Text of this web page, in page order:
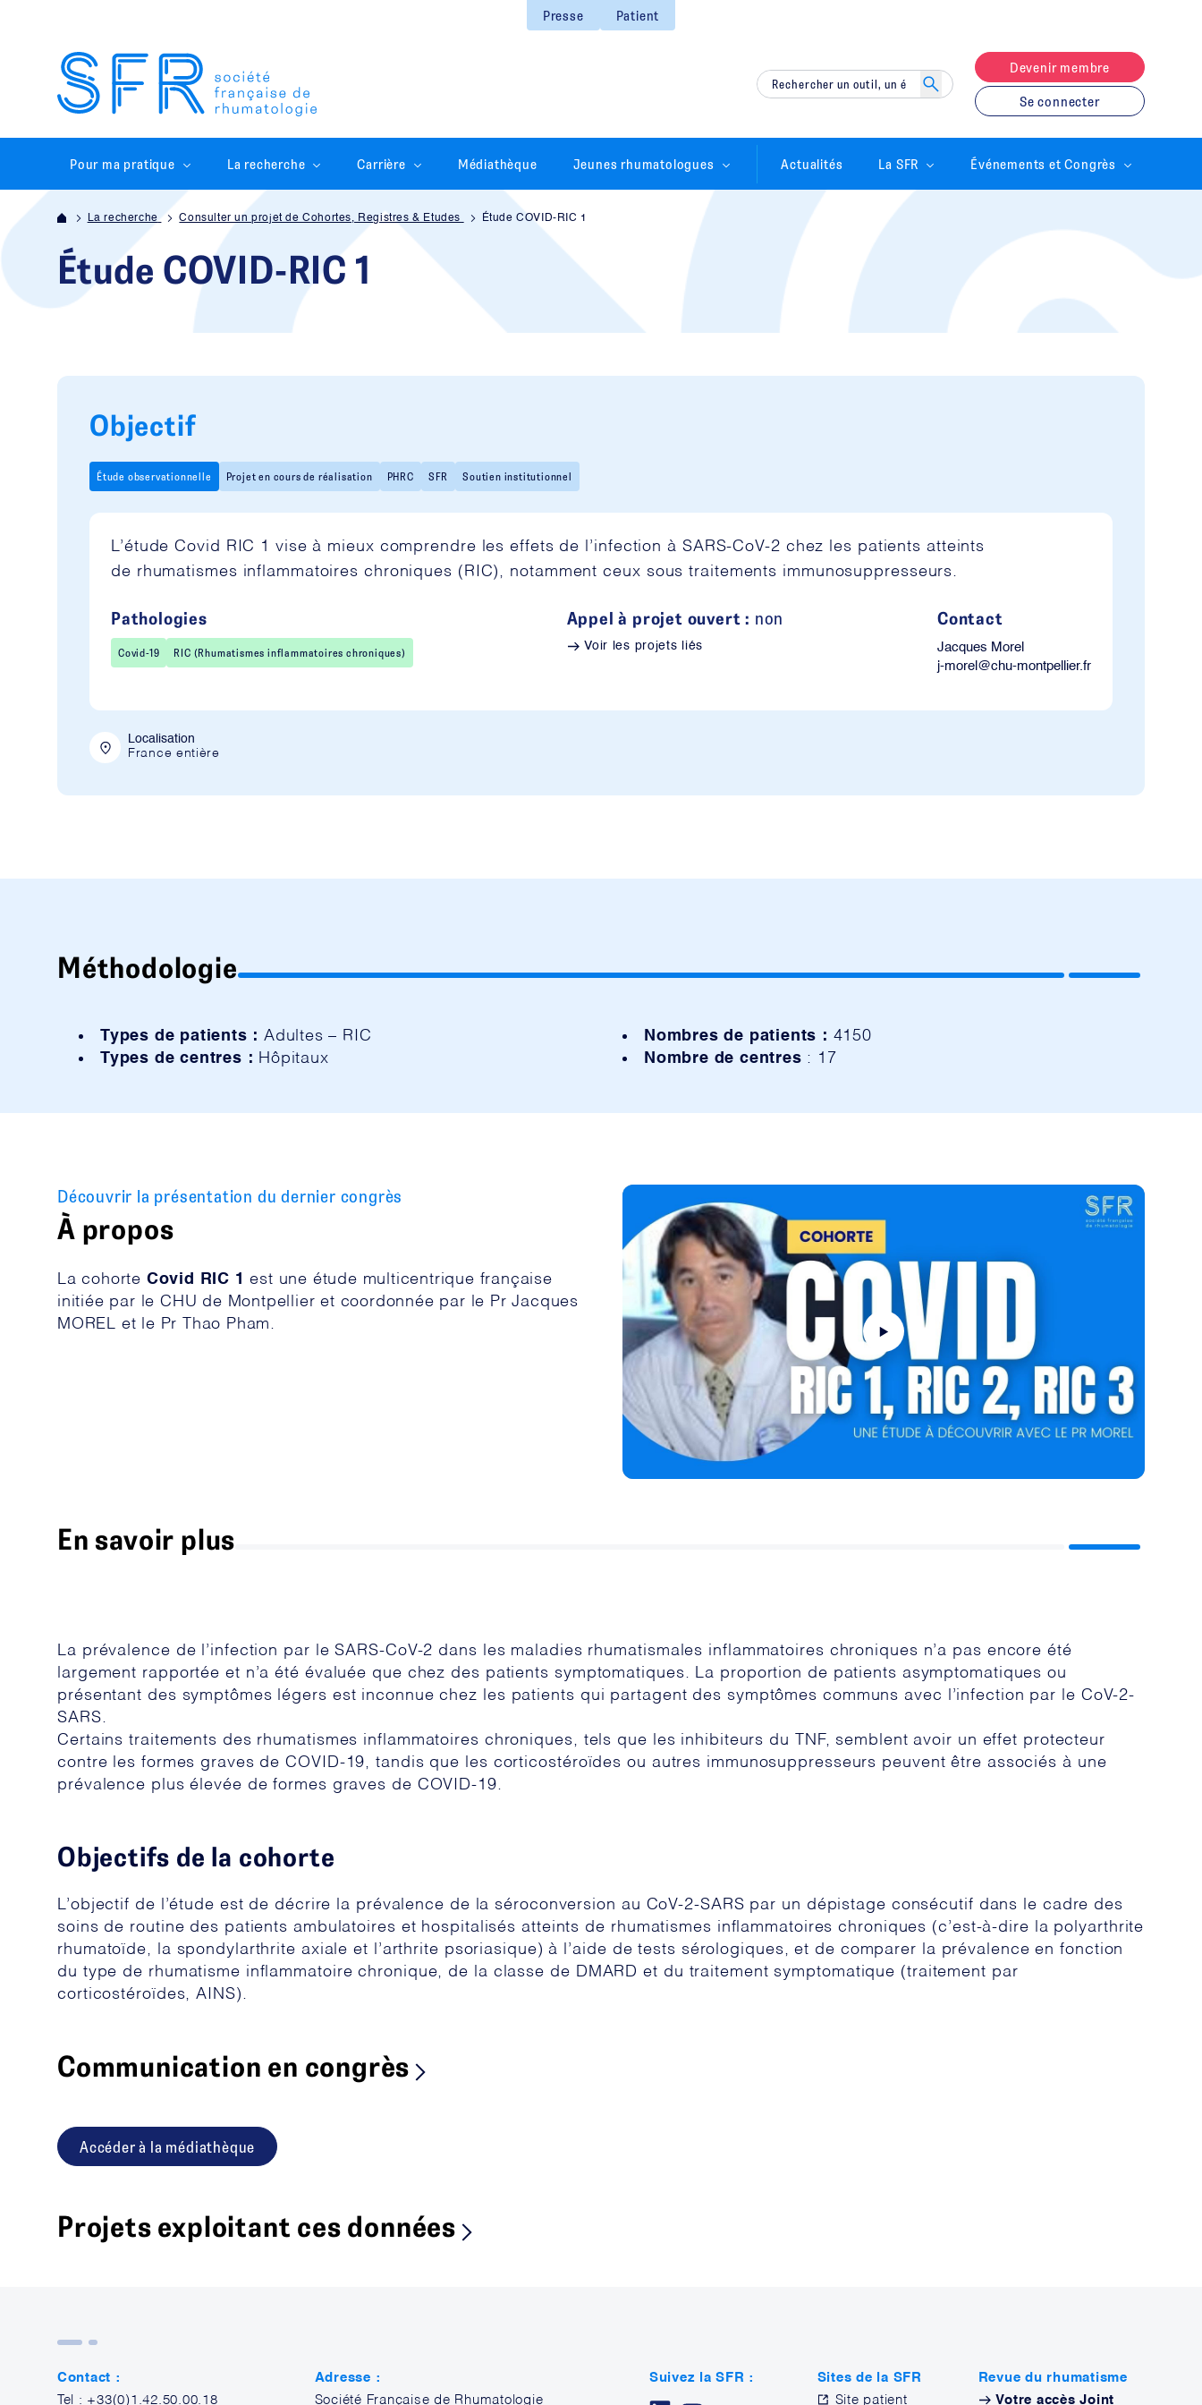
Presse Patient
Devenir membre
Se connecter
Pour ma pratique La recherche Carrière Médiathèque Jeunes rhumatologues Actualités La SFR Événements et Congrès
La recherche Consulter un projet de Cohortes, Registres & Etudes Étude COVID-RIC 1
Étude COVID-RIC 1
Objectif
Étude observationnelle Projet en cours de réalisation PHRC SFR Soutien institutionnel
L’étude Covid RIC 1 vise à mieux comprendre les effets de l’infection à SARS-CoV-2 chez les patients atteints
de rhumatismes inflammatoires chroniques (RIC), notamment ceux sous traitements immunosuppresseurs.
Pathologies
Covid-19 RIC (Rhumatismes inflammatoires chroniques)
Appel à projet ouvert : non
Voir les projets liés
Contact
Jacques Morel
j-morel@chu-montpellier.fr
Localisation
France entière
Méthodologie
Types de patients : Adultes – RIC
Types de centres : Hôpitaux
Nombres de patients : 4150
Nombre de centres : 17
Découvrir la présentation du dernier congrès
À propos
La cohorte Covid RIC 1
est une étude multicentrique française
initiée par le CHU de Montpellier et coordonnée par le Pr Jacques
MOREL et le Pr Thao Pham.
En savoir plus
La prévalence de l’infection par le SARS-CoV-2 dans les maladies rhumatismales inflammatoires chroniques n’a pas encore été
largement rapportée et n’a été évaluée que chez des patients symptomatiques. La proportion de patients asymptomatiques ou
présentant des symptômes légers est inconnue chez les patients qui partagent des symptômes communs avec l’infection par le CoV-2-
SARS.
Certains traitements des rhumatismes inflammatoires chroniques, tels que les inhibiteurs du TNF, semblent avoir un effet protecteur
contre les formes graves de COVID-19, tandis que les corticostéroïdes ou autres immunosuppresseurs peuvent être associés à une
prévalence plus élevée de formes graves de COVID-19.
Objectifs de la cohorte
L’objectif de l’étude est de décrire la prévalence de la séroconversion au CoV-2-SARS par un dépistage consécutif dans le cadre des
soins de routine des patients ambulatoires et hospitalisés atteints de rhumatismes inflammatoires chroniques (c’est-à-dire la polyarthrite
rhumatoïde, la spondylarthrite axiale et l’arthrite psoriasique) à l’aide de tests sérologiques, et de comparer la prévalence en fonction
du type de rhumatisme inflammatoire chronique, de la classe de DMARD et du traitement symptomatique (traitement par
corticostéroïdes, AINS).
Communication en congrès
Accéder à la médiathèque
Projets exploitant ces données
Contact :
Tel : +33(0)1.42.50.00.18
Adresse :
Société Française de Rhumatologie
Suivez la SFR :
Sites de la SFR
Site patient
Revue du rhumatisme
Votre accès Joint